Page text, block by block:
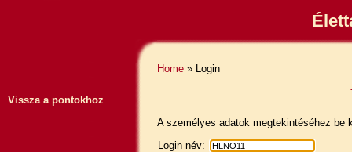
Vissza a pontokhoz
Home » Login
A személyes adatok megtekintéséhez be
Login név: